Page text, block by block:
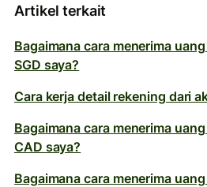
Artikel terkait
Bagaimana cara menerima
SGD saya?
Cara kerja detail rekening dari
Bagaimana cara menerima
CAD saya?
Bagaimana cara menerima